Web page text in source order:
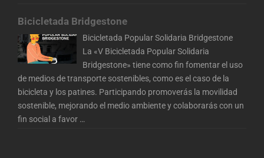
Bicicletada Bridgestone
Bicicletada Popular Solidaria Bridgestone
La «V Bicicletada Popular Solidaria
Bridgestone» tiene como fin fomentar el uso
de medios de transporte sostenibles, como es el caso de la
bicicleta y los patines. Participando promoverás la movilidad
sostenible, mejorando el medio ambiente y colaborarás con un
fin social a favor …